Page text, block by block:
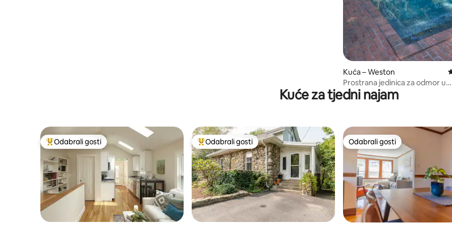
Kuća – Weston
Prostrana jedinica za odmor u
prigradskom gradu
Kuće za tjedni najam
Među najviše rangiranima s oznakom „Odabrali gosti”
Odabrali gosti Među najviše rangiranima s oznakom „Odabrali gosti”
Odabrali gosti Odabrali gosti
Odabrali gosti